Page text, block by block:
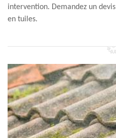
intervention. Demandez un
en tuiles.